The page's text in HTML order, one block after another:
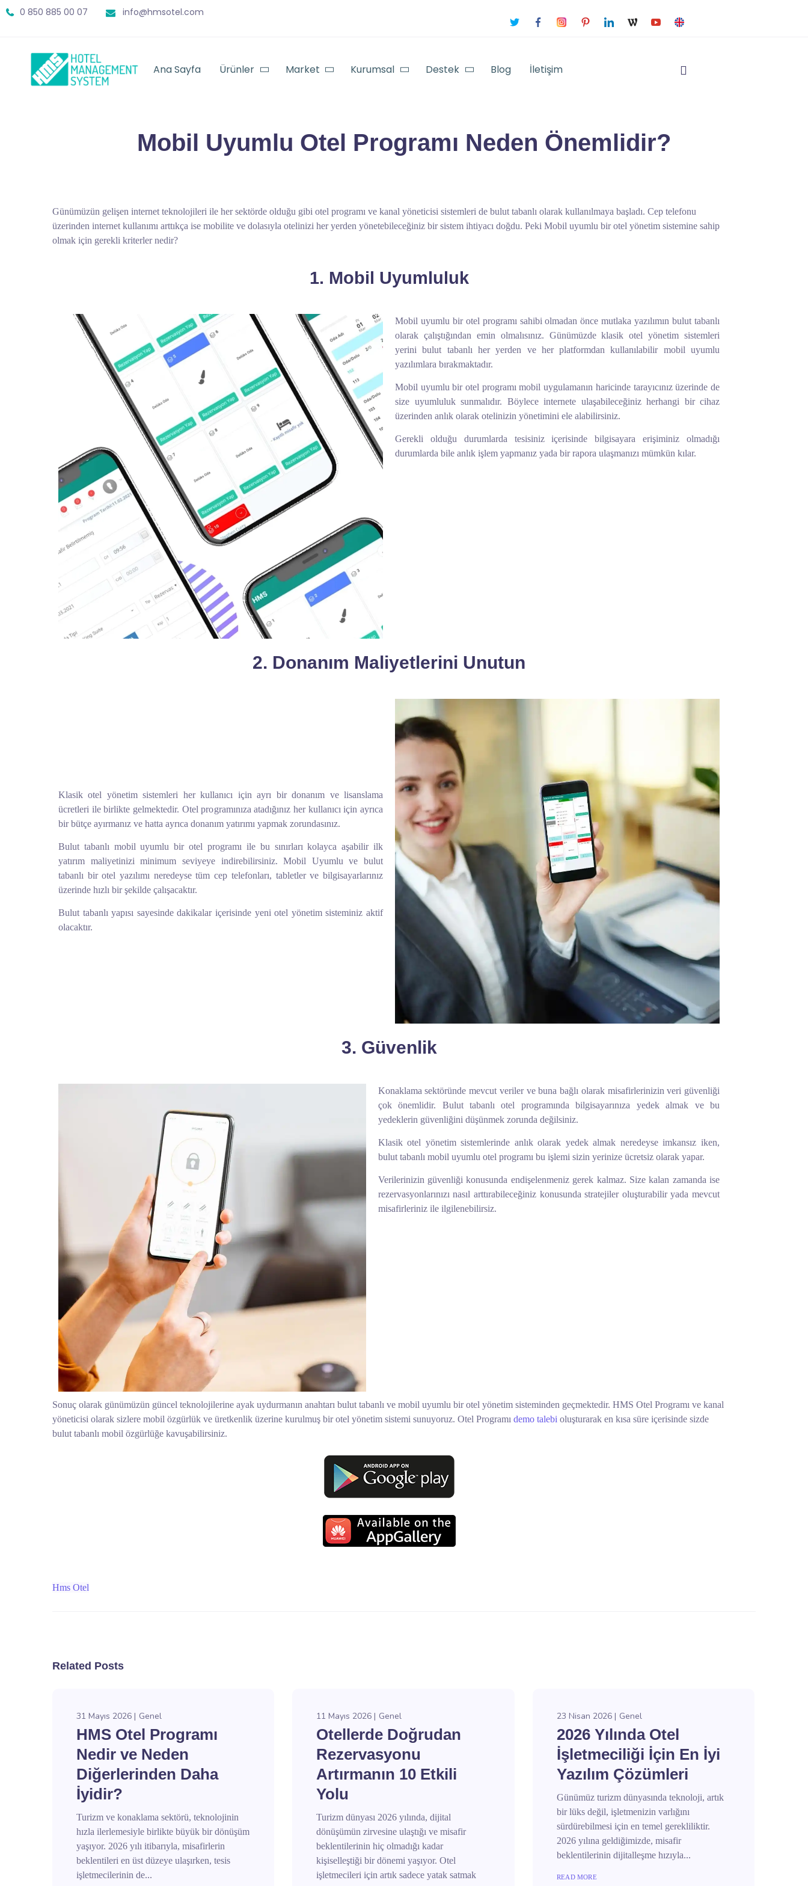
0 850 885 00 07 info@hmsotel.com
Ana Sayfa Ürünler Market Kurumsal Destek Blog İletişim
Mobil Uyumlu Otel Programı Neden Önemlidir?
Günümüzün gelişen internet teknolojileri ile her sektörde olduğu gibi otel programı ve kanal yöneticisi sistemleri de bulut tabanlı olarak kullanılmaya başladı. Cep telefonu
üzerinden internet kullanımı arttıkça ise mobilite ve dolasıyla otelinizi her yerden yönetebileceğiniz bir sistem ihtiyacı doğdu. Peki Mobil uyumlu bir otel yönetim sistemine sahip
olmak için gerekli kriterler nedir?
1. Mobil Uyumluluk
Mobil uyumlu bir otel programı sahibi olmadan önce mutlaka yazılımın bulut tabanlı
olarak çalıştığından emin olmalısınız. Günümüzde klasik otel yönetim sistemleri
yerini bulut tabanlı her yerden ve her platformdan kullanılabilir mobil uyumlu
yazılımlara bırakmaktadır.
Mobil uyumlu bir otel programı mobil uygulamanın haricinde tarayıcınız üzerinde de
size uyumluluk sunmalıdır. Böylece internete ulaşabileceğiniz herhangi bir cihaz
üzerinden anlık olarak otelinizin yönetimini ele alabilirsiniz.
Gerekli olduğu durumlarda tesisiniz içerisinde bilgisayara erişiminiz olmadığı
durumlarda bile anlık işlem yapmanız yada bir rapora ulaşmanızı mümkün kılar.
2. Donanım Maliyetlerini Unutun
Klasik otel yönetim sistemleri her kullanıcı için ayrı bir donanım ve lisanslama
ücretleri ile birlikte gelmektedir. Otel programınıza atadığınız her kullanıcı için ayrıca
bir bütçe ayırmanız ve hatta ayrıca donanım yatırımı yapmak zorundasınız.
Bulut tabanlı mobil uyumlu bir otel programı ile bu sınırları kolayca aşabilir ilk
yatırım maliyetinizi minimum seviyeye indirebilirsiniz. Mobil Uyumlu ve bulut
tabanlı bir otel yazılımı neredeyse tüm cep telefonları, tabletler ve bilgisayarlarınız
üzerinde hızlı bir şekilde çalışacaktır.
Bulut tabanlı yapısı sayesinde dakikalar içerisinde yeni otel yönetim sisteminiz aktif
olacaktır.
3. Güvenlik
Konaklama sektöründe mevcut veriler ve buna bağlı olarak misafirlerinizin veri güvenliği
çok önemlidir. Bulut tabanlı otel programında bilgisayarınıza yedek almak ve bu
yedeklerin güvenliğini düşünmek zorunda değilsiniz.
Klasik otel yönetim sistemlerinde anlık olarak yedek almak neredeyse imkansız iken,
bulut tabanlı mobil uyumlu otel programı bu işlemi sizin yerinize ücretsiz olarak yapar.
Verilerinizin güvenliği konusunda endişelenmeniz gerek kalmaz. Size kalan zamanda ise
rezervasyonlarınızı nasıl arttırabileceğiniz konusunda stratejiler oluşturabilir yada mevcut
misafirleriniz ile ilgilenebilirsiz.
Sonuç olarak günümüzün güncel teknolojilerine ayak uydurmanın anahtarı bulut tabanlı ve mobil uyumlu bir otel yönetim sisteminden geçmektedir. HMS Otel Programı ve kanal
yöneticisi olarak sizlere mobil özgürlük ve üretkenlik üzerine kurulmuş bir otel yönetim sistemi sunuyoruz. Otel Programı demo talebi oluşturarak en kısa süre içerisinde sizde
bulut tabanlı mobil özgürlüğe kavuşabilirsiniz.
Hms Otel
Related Posts
31 Mayıs 2026 Genel
HMS Otel Programı
Nedir ve Neden
Diğerlerinden Daha
İyidir?
Turizm ve konaklama sektörü, teknolojinin
hızla ilerlemesiyle birlikte büyük bir dönüşüm
yaşıyor. 2026 yılı itibarıyla, misafirlerin
beklentileri en üst düzeye ulaşırken, tesis
işletmecilerinin de...
11 Mayıs 2026 Genel
Otellerde Doğrudan
Rezervasyonu
Artırmanın 10 Etkili
Yolu
Turizm dünyası 2026 yılında, dijital
dönüşümün zirvesine ulaştığı ve misafir
beklentilerinin hiç olmadığı kadar
kişiselleştiği bir dönemi yaşıyor. Otel
işletmecileri için artık sadece yatak satmak
23 Nisan 2026 Genel
2026 Yılında Otel
İşletmeciliği İçin En İyi
Yazılım Çözümleri
Günümüz turizm dünyasında teknoloji, artık
bir lüks değil, işletmenizin varlığını
sürdürebilmesi için en temel gerekliliktir.
2026 yılına geldiğimizde, misafir
beklentilerinin dijitalleşme hızıyla...
READ MORE